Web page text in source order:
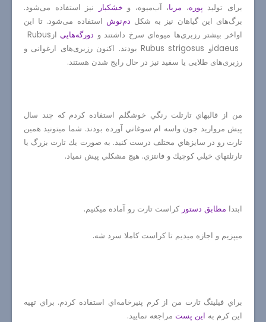
برای تولید پوره، مربا، آب‌میوه، و خشکبار
نیز استفاده می‌شود.
برگ‌های این گیاهان نیز به شکل دم‌نوش استفاده می‌شود. تا این
اواخر بیشتر رزبری‌ها میوه‌ای سرخ داشتند و دورگه‌هایی از Rubus
idaeusو Rubus strigosus بودند. اکنون رزبری‌های ارغوانی و
رزبری‌های طلایی یا سفید نیز در حال رایج شدن هستند.
من از قالبهاي تارتلت رنگي خوشگلم استفاده كردم كه چند سال
پيش مرواريد جون واسه ام سوغاتي آورده بودند. شما ميتونيد همين
تارت رو در سايزهاي مختلف درست كنيد. به صورت يك تارت بزرگ يا
تارتلتهاي خيلي كوچيك و فانتزي. هيچ مشكلي پيش نمياد.
ابتدا مطابق دستور كراست تارت رو آماده ميكنيم.
ميپزيم و اجازه ميديم تا كراست كاملا سرد شه.
براي فيلينگ تارت من از كرم پنير‌خامه‌اي استفاده كردم. براي تهيه
اين كرم به اين پست مراجعه نماييد.